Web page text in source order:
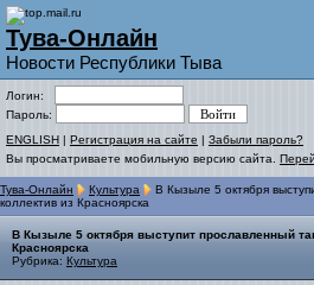
Тува-Онлайн
Новости Республики Тыва
Логин:
Пароль:
ENGLISH | Регистрация на сайте | Забыли пароль?
Вы просматриваете мобильную версию сайта.
Тува-Онлайн Культура
В Кызыле 5 октября
коллектив из Красноярска
В Кызыле 5 октября выступит прославленный
Красноярска
Рубрика: Культура